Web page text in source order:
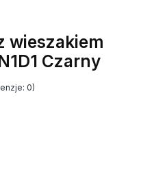
wieszakiem
Czarny
0)